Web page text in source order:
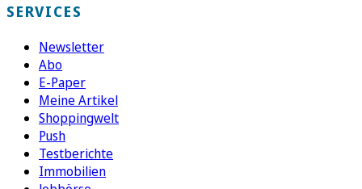
SERVICES
Newsletter
Abo
E-Paper
Meine Artikel
Shoppingwelt
Push
Testberichte
Immobilien